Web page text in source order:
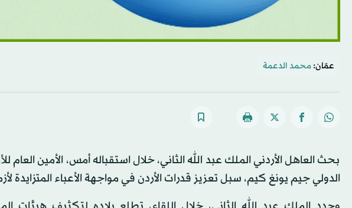
عمّان: محمد الدعمة
بحث العاهل الأردني الملك عبد الله الثاني، خلال استقباله أمس، الأمين
الدولي جيم يونغ كيم، سبل تعزيز قدرات الأردن في مواجهة الأعباء المتزايدة